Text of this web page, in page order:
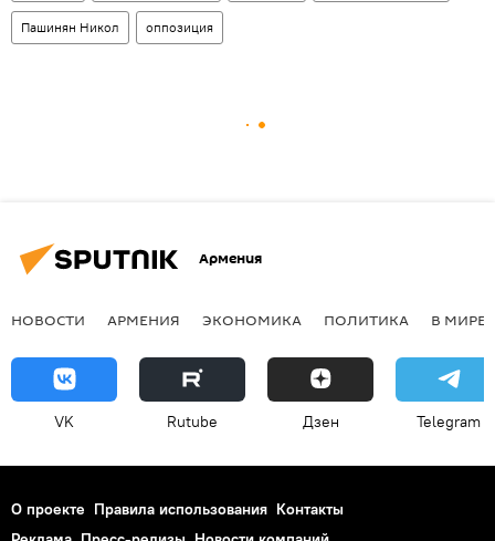
Пашинян Никол оппозиция
Армения
НОВОСТИ АРМЕНИЯ ЭКОНОМИКА ПОЛИТИКА В МИРЕ
VK Rutube Дзен Telegram
О проекте Правила использования Контакты